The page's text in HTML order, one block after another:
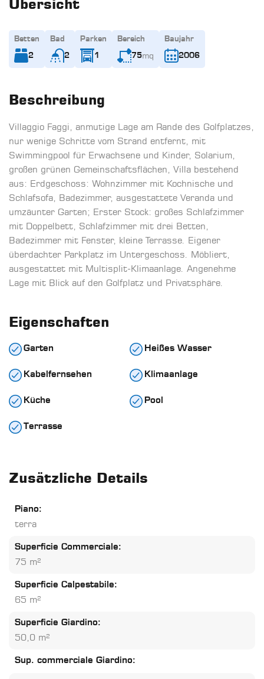
Übersicht
Betten
2
Bad
2
Parken
1
Bereich
75mq
Baujahr
2006
Beschreibung
Villaggio Faggi, anmutige Lage am Rande des Golfplatzes,
nur wenige Schritte vom Strand entfernt, mit
Swimmingpool für Erwachsene und Kinder, Solarium,
großen grünen Gemeinschaftsflächen, Villa bestehend
aus: Erdgeschoss: Wohnzimmer mit Kochnische und
Schlafsofa, Badezimmer, ausgestattete Veranda und
umzäunter Garten; Erster Stock: großes Schlafzimmer
mit Doppelbett, Schlafzimmer mit drei Betten,
Badezimmer mit Fenster, kleine Terrasse. Eigener
überdachter Parkplatz im Untergeschoss. Möbliert,
ausgestattet mit Multisplit-Klimaanlage. Angenehme
Lage mit Blick auf den Golfplatz und Privatsphäre.
Eigenschaften
Garten Heißes Wasser
Kabelfernsehen Klimaanlage
Küche Pool
Terrasse
Zusätzliche Details
Piano:
terra
Superficie Commerciale:
75 m²
Superficie Calpestabile:
65 m²
Superficie Giardino:
50,0 m²
Sup. commerciale Giardino: